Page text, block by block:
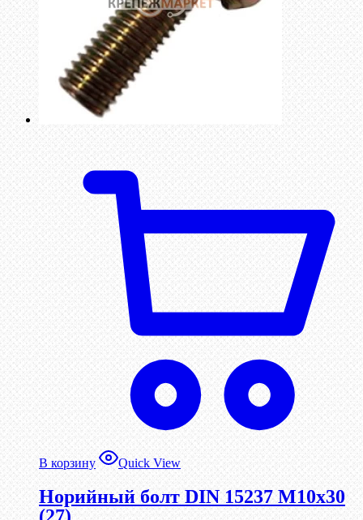
В корзину Quick View
Норийный болт DIN 15237 М10х30